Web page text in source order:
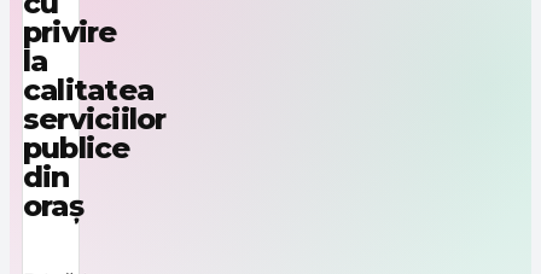
privire
la
calitatea
serviciilor
publice
din
oraș